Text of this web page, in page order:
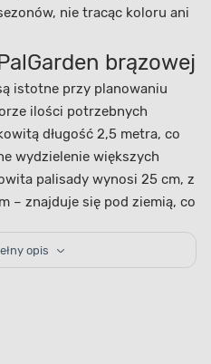
nie tracąc koloru ani
brązowej
istotne przy planowaniu
ilości potrzebnych
długość 2,5 metra, co
wydzielenie większych
palisady wynosi 25 cm, z
– znajduje się pod ziemią, co
segmentu to 5 cm, co
obrzeży.
praktyczne i
opis